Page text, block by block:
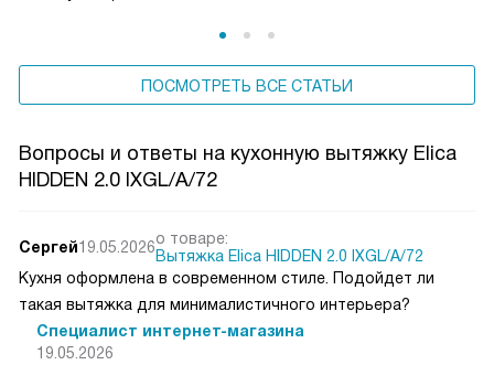
ПОСМОТРЕТЬ ВСЕ СТАТЬИ
Вопросы и ответы на кухонную вытяжку Elica
HIDDEN 2.0 IXGL/A/72
Сергей19.05.2026о товаре:
Вытяжка Elica HIDDEN 2.0 IXGL/A/72
Кухня оформлена в современном стиле. Подойдет ли
такая вытяжка для минималистичного интерьера?
Специалист интернет-магазина
19.05.2026